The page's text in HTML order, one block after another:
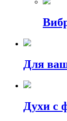
Для
Духи с